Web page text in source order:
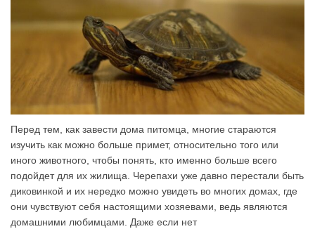
Перед тем, как завести дома питомца, многие стараются
изучить как можно больше примет, относительно того или
иного животного, чтобы понять, кто именно больше всего
подойдет для их жилища. Черепахи уже давно перестали быть
диковинкой и их нередко можно увидеть во многих домах, где
они чувствуют себя настоящими хозяевами, ведь являются
домашними любимцами. Даже если нет